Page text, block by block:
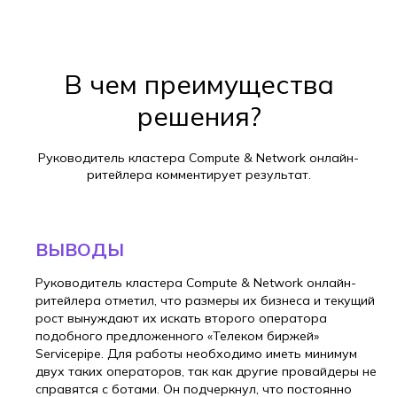
В чем преимущества
решения?
Руководитель кластера Compute & Network онлайн-
ритейлера комментирует результат.
ВЫВОДЫ
Руководитель кластера Compute & Network онлайн-
ритейлера отметил, что размеры их бизнеса и текущий
рост вынуждают их искать второго оператора
подобного предложенного «Телеком биржей»
Servicepipe. Для работы необходимо иметь минимум
двух таких операторов, так как другие провайдеры не
справятся с ботами. Он подчеркнул, что постоянно